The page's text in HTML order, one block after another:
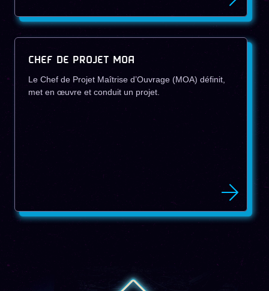
CHEF DE PROJET MOA
Le Chef de Projet Maîtrise d’Ouvrage (MOA) définit,
met en œuvre et conduit un projet.